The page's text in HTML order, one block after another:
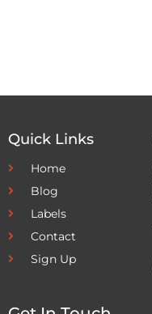
Quick Links
Home
Blog
Labels
Contact
Sign Up